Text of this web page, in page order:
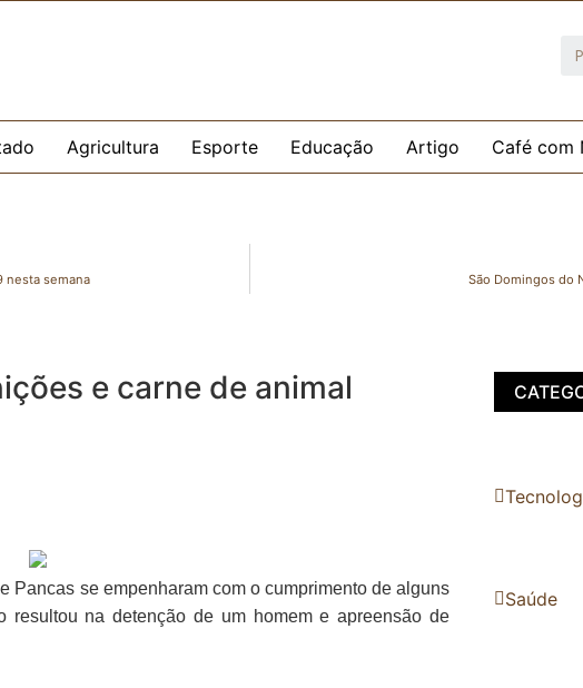
Agricultura Esporte Educação Artigo Café com
nesta semana São Domingos do
e carne de animal
Pancas se empenharam com o cumprimento de alguns
resultou na detenção de um homem e apreensão de
Saúde